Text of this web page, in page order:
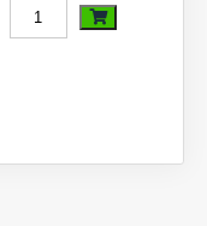
quantité
YM